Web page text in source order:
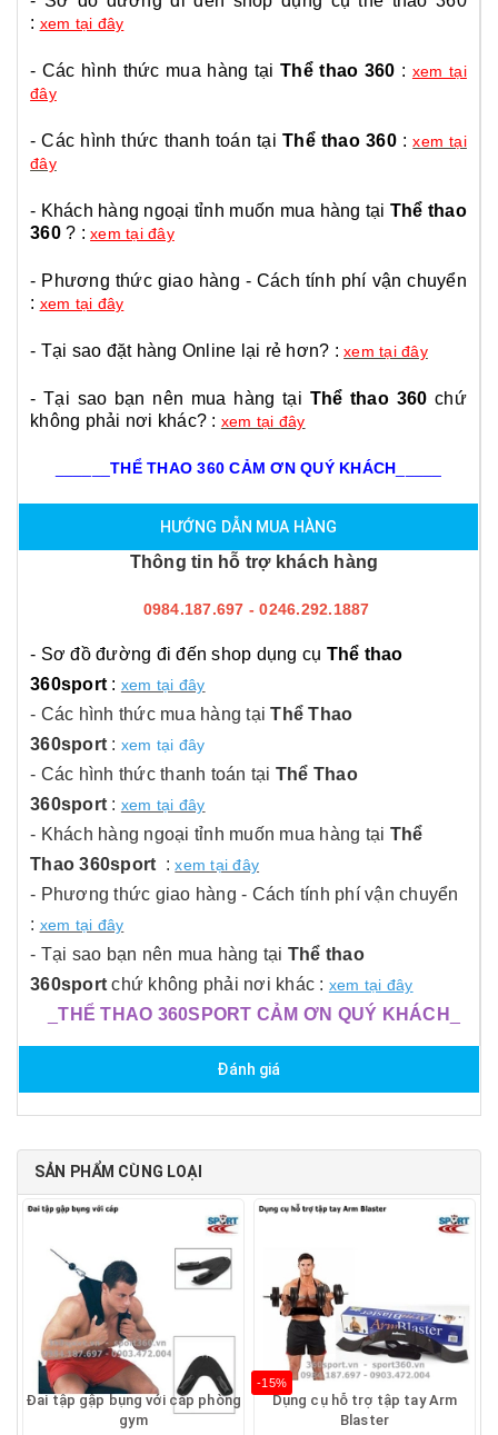
: xem tại đây
- Các hình thức mua hàng tạiThể thao 360 : xem tại
đây
- Các hình thức thanh toán tạiThể thao 360:xem tại
đây
- Khách hàng ngoại tỉnh muốn mua hàng tại Thể thao
360? :xem tại đây
- Phương thức giao hàng - Cách tính phí vận chuyển
: xem tại đây
- Tại sao đặt hàng Online lại rẻ hơn? :xem tại đây
- Tại sao bạn nên mua hàng tại Thể thao 360 chứ
không phải nơi khác? : xem tại đây
THỂ THAO 360 CẢM ƠN QUÝ KHÁCH
HƯỚNG DẪN MUA HÀNG
Thông tin hỗ trợ khách hàng
0984.187.697 - 0246.292.1887
- Sơ đồ đường đi đến shop dụng cụ Thể thao
360sport : xem tại đây
- Các hình thức mua hàng tạiThể Thao
360sport : xem tại đây
- Các hình thức thanh toán tại Thể Thao
360sport : xem tại đây
- Khách hàng ngoại tỉnh muốn mua hàng tại Thể
Thao 360sport :xem tại đây
- Phương thức giao hàng - Cách tính phí vận chuyển
: xem tại đây
- Tại sao bạn nên mua hàng tại Thể thao
360sport chứ không phải nơi khác : xem tại đây
_THỂ THAO 360SPORT CẢM ƠN QUÝ KHÁCH
Đánh giá
SẢN PHẨM CÙNG LOẠI
Đai tập gập bụng với cáp phòng
gym
-15%
Dụng cụ hỗ trợ tập tay Arm
Blaster